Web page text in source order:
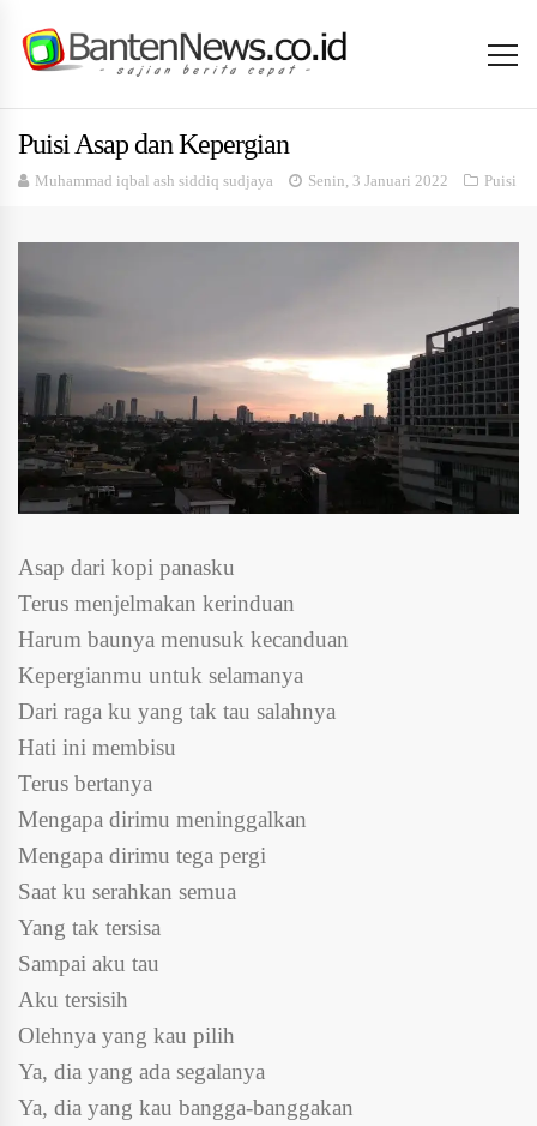
Puisi Asap dan Kepergian
Muhammad iqbal ash siddiq sudjaya Senin, 3 Januari 2022 Puisi
Asap dari kopi panasku
Terus menjelmakan kerinduan
Harum baunya menusuk kecanduan
Kepergianmu untuk selamanya
Dari raga ku yang tak tau salahnya
Hati ini membisu
Terus bertanya
Mengapa dirimu meninggalkan
Mengapa dirimu tega pergi
Saat ku serahkan semua
Yang tak tersisa
Sampai aku tau
Aku tersisih
Olehnya yang kau pilih
Ya, dia yang ada segalanya
Ya, dia yang kau bangga-banggakan